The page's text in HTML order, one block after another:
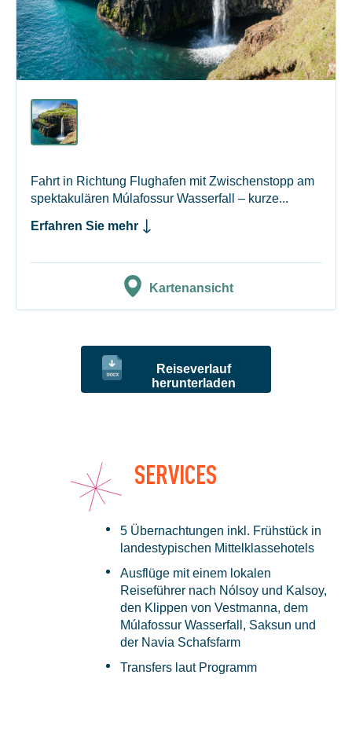
Fahrt in Richtung Flughafen mit Zwischenstopp am
spektakulären Múlafossur Wasserfall – kurze...
Erfahren Sie mehr
Kartenansicht
Reiseverlauf
herunterladen
SERVICES
5 Übernachtungen inkl. Frühstück in
landestypischen Mittelklassehotels
Ausflüge mit einem lokalen
Reiseführer nach Nólsoy und Kalsoy,
den Klippen von Vestmanna, dem
Múlafossur Wasserfall, Saksun und
der Navia Schafsfarm
Transfers laut Programm